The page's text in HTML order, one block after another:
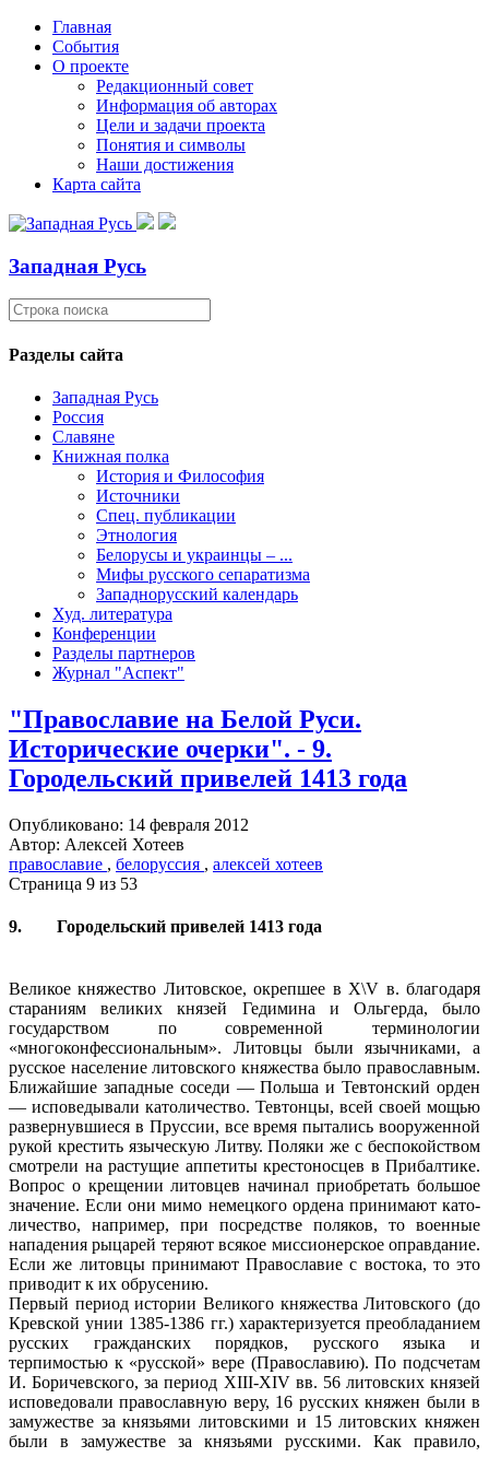
Главная
События
О проекте
Редакционный совет
Информация об авторах
Цели и задачи проекта
Понятия и символы
Наши достижения
Карта сайта
Западная Русь
Разделы сайта
Западная Русь
Россия
Славяне
Книжная полка
История и Философия
Источники
Спец. публикации
Этнология
Белорусы и украинцы – ...
Мифы русского сепаратизма
Западнорусский календарь
Худ. литература
Конференции
Разделы партнеров
Журнал "Аспект"
"Православие на Белой Руси.
Исторические очерки". - 9.
Городельский привелей 1413 года
Опубликовано: 14 февраля 2012
Автор: Алексей Хотеев
православие , белоруссия , алексей хотеев
Страница 9 из 53
9. Городельский привелей 1413 года
Великое княжество Литовское, окрепшее в X\V в. благодаря
стараниям великих кня­зей Гедимина и Ольгерда, было
государ­ством по современной терминологии
«многоконфессиональным». Литовцы были языч­никами, а
русское население литовского княжества было православным.
Ближайшие западные соседи — Польша и Тевтонский орден
— исповедывали католичество. Тев­тонцы, всей своей мощью
развернувшиеся в Пруссии, все время пытались вооружен­ной
рукой крестить языческую Литву. По­ляки же с беспокойством
смотрели на рас­тущие аппетиты крестоносцев в Прибалти­ке.
Вопрос о крещении литовцев начинал приобретать большое
значение. Если они мимо немецкого ордена принимают като­
личество, например, при посредстве поля­ков, то военные
нападения рыцарей теряют всякое миссионерское оправдание.
Если же литовцы принимают Православие с восто­ка, то это
приводит к их обрусению.
Первый период истории Великого княже­ства Литовского (до
Кревской унии 1385-1386 гг.) характеризуется преобладанием
русских гражданских порядков, русского языка и
терпимостью к «русской» вере (Пра­вославию). По подсчетам
И. Боричевского, за период XIII-XIV вв. 56 литовских князей
исповедовали православную веру, 16 рус­ских княжен были в
замужестве за князья­ми литовскими и 15 литовских княжен
были в замужестве за князьями русскими. Как правило,